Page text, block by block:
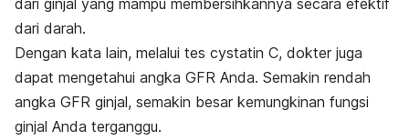
dari ginjal yang mampu membersihkannya secara efektif
dari darah.
Dengan kata lain, melalui tes cystatin C, dokter juga
dapat mengetahui angka GFR Anda. Semakin rendah
angka GFR ginjal, semakin besar kemungkinan fungsi
ginjal Anda terganggu.